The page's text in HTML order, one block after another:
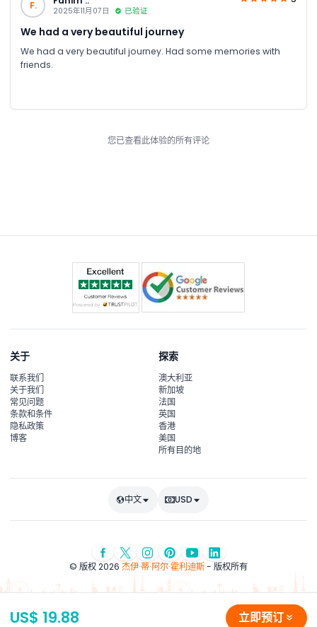
US$ 19.88 立即预订
F. 2025年11月07日 已验证
We had a very beautiful journey
We had a very beautiful journey. Had some memories with
friends.
您已查看此体验的所有评论
关于
联系我们
关于我们
常见问题
条款和条件
隐私政策
博客
探索
澳大利亚
新加坡
法国
英国
香港
美国
所有目的地
中文 USD
© 版权 2026 杰伊·蒂·阿尔·霍利迪斯- 版权所有